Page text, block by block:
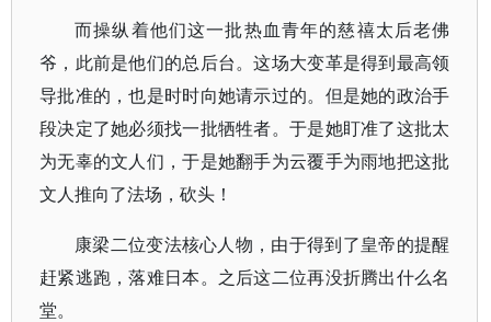
而操纵着他们这一批热血青年的慈禧太后老佛
爷，此前是他们的总后台。这场大变革是得到最高领
导批准的，也是时时向她请示过的。但是她的政治手
段决定了她必须找一批牺牲者。于是她盯准了这批太
为无辜的文人们，于是她翻手为云覆手为雨地把这批
文人推向了法场，砍头！
康梁二位变法核心人物，由于得到了皇帝的提醒
赶紧逃跑，落难日本。之后这二位再没折腾出什么名
堂。